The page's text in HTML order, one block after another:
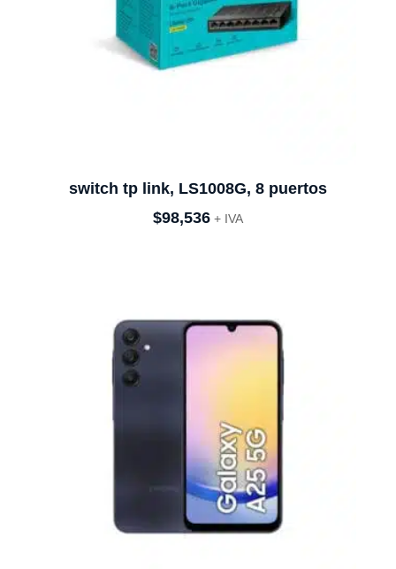
switch tp link, LS1008G, 8 puertos
$98,536 + IVA